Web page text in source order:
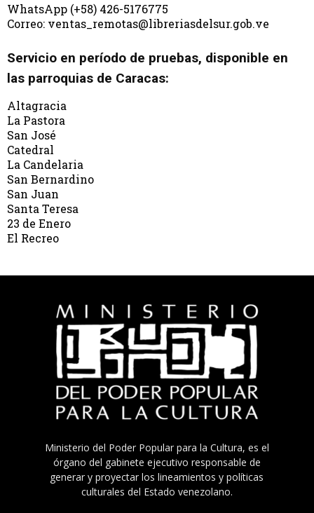
WhatsApp (+58) 426-5176775
Correo: ventas_remotas@libreriasdelsur.gob.ve
Servicio en período de pruebas, disponible en
las parroquias de Caracas:
Altagracia
La Pastora
San José
Catedral
La Candelaria
San Bernardino
San Juan
Santa Teresa
23 de Enero
El Recreo
Ministerio del Poder Popular para la Cultura, es el
órgano del gabinete ejecutivo responsable de
generar y proyectar los lineamientos y políticas
culturales del Estado venezolano.